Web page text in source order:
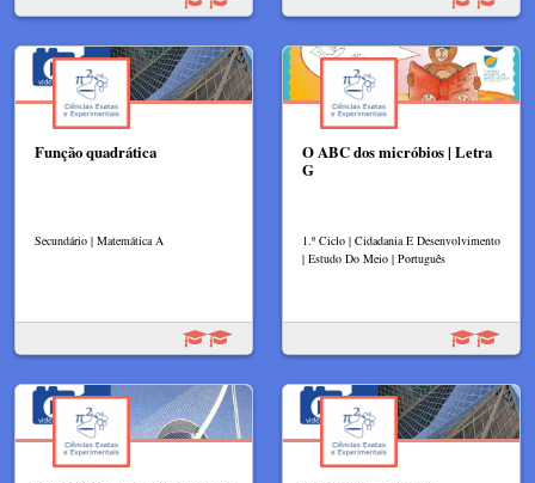
Função quadrática
Secundário | Matemática A
O ABC dos micróbios | Letra
G
1.º Ciclo | Cidadania E Desenvolvimento
| Estudo Do Meio | Português